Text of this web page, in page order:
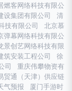
燃客网络科技有限公
设集团有限公司
清
技有限公司
北京慕
弹幕网络科技有限公
景创艺网络科技有限
筑安装工程公司
徐
司
重庆伟攀物资有
贸通（天津）供应链
气预报
厦门手游时